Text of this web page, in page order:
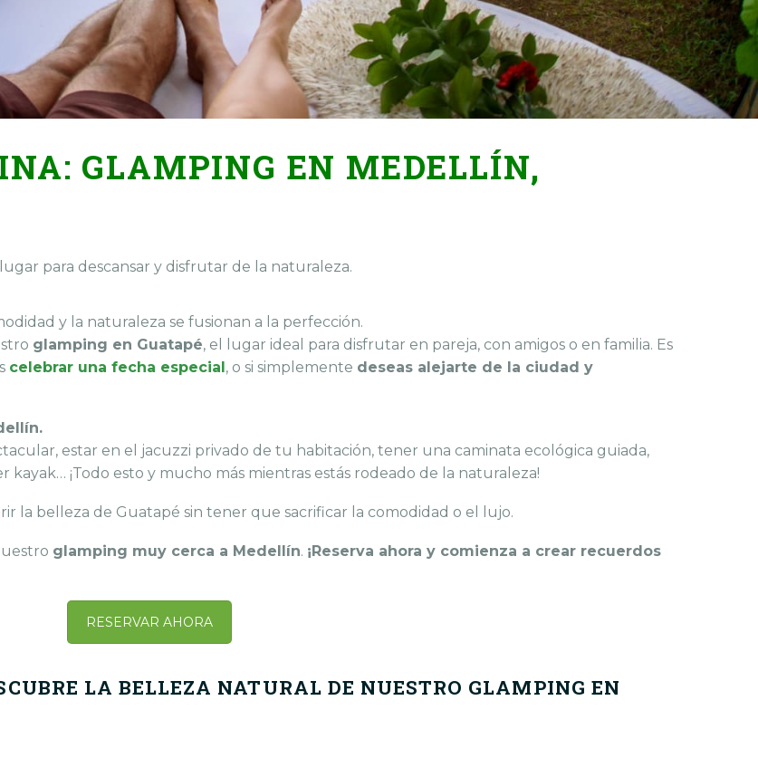
GLAMPING EN MEDELLÍN,
para descansar y disfrutar de la naturaleza.
y la naturaleza se fusionan a la perfección.
glamping en Guatapé, el lugar ideal para disfrutar en pareja, con amigos o en familia. Es
celebrar una fecha especial, o si simplemente deseas alejarte de la ciudad y
estar en el jacuzzi privado de tu habitación, tener una caminata ecológica guiada,
¡Todo esto y mucho más mientras estás rodeado de la naturaleza!
la belleza de Guatapé sin tener que sacrificar la comodidad o el lujo.
glamping muy cerca a Medellín. ¡Reserva ahora y comienza a crear recuerdos
RESERVAR AHORA
LA BELLEZA NATURAL DE NUESTRO GLAMPING EN